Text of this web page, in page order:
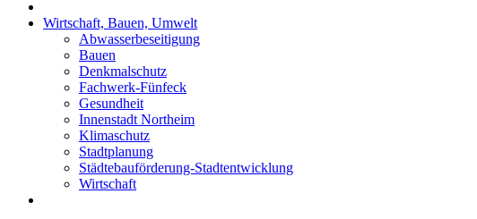
Wirtschaft, Bauen, Umwelt
Abwasserbeseitigung
Bauen
Denkmalschutz
Fachwerk-Fünfeck
Gesundheit
Innenstadt Northeim
Klimaschutz
Stadtplanung
Städtebauförderung-Stadtentwicklung
Wirtschaft